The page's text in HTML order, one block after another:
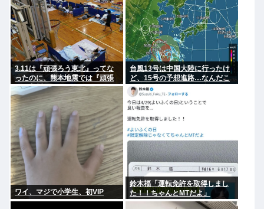
3.11は『頑張ろう東北』ってな
ったのに、熊本地震では『頑張
ろう九州』とならなかったのは
何故なのか？
台風13号は中国大陸に行ったけ
ど、15号の予想進路…なんだこ
れ？
ワイ、マジで小学生、初VIP
鈴木福「運転免許を取得しまし
た！！ちゃんとMTだよ」